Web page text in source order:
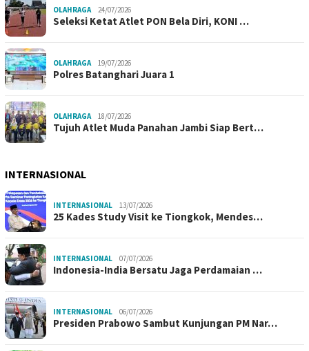
OLAHRAGA 24/07/2026
Seleksi Ketat Atlet PON Bela Diri, KONI …
OLAHRAGA 19/07/2026
Polres Batanghari Juara 1
OLAHRAGA 18/07/2026
Tujuh Atlet Muda Panahan Jambi Siap Bert…
INTERNASIONAL
INTERNASIONAL 13/07/2026
25 Kades Study Visit ke Tiongkok, Mendes…
INTERNASIONAL 07/07/2026
Indonesia-India Bersatu Jaga Perdamaian …
INTERNASIONAL 06/07/2026
Presiden Prabowo Sambut Kunjungan PM Nar…